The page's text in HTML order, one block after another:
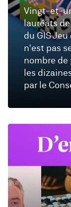
Vingt-et-
lauréats
du GIS
n'est pas
nombre
les
par le